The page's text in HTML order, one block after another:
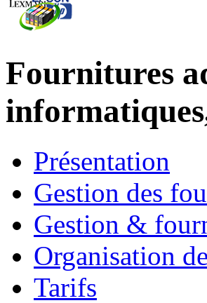
Fournitures
Présentation
Gestion des
Gestion &
Organisation
Tarifs